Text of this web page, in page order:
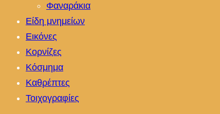
Φαναράκια
Είδη μνημείων
Εικόνες
Κορνίζες
Κόσμημα
Καθρέπτες
Τοιχογραφίες